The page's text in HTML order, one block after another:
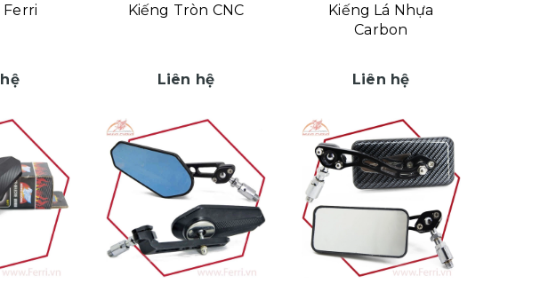
Ferri Kiếng Tròn CNC
Liên hệ
Kiếng Lá Nhựa
Carbon
Liên hệ